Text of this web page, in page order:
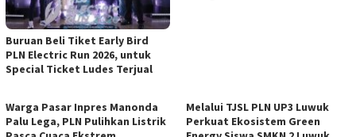
Buruan Beli Tiket Early Bird
PLN Electric Run 2026, untuk
Special Ticket Ludes Terjual
Warga Pasar Inpres Manonda
Palu Lega, PLN Pulihkan Listrik
Melalui TJSL PLN UP3 Luwuk
Perkuat Ekosistem Green